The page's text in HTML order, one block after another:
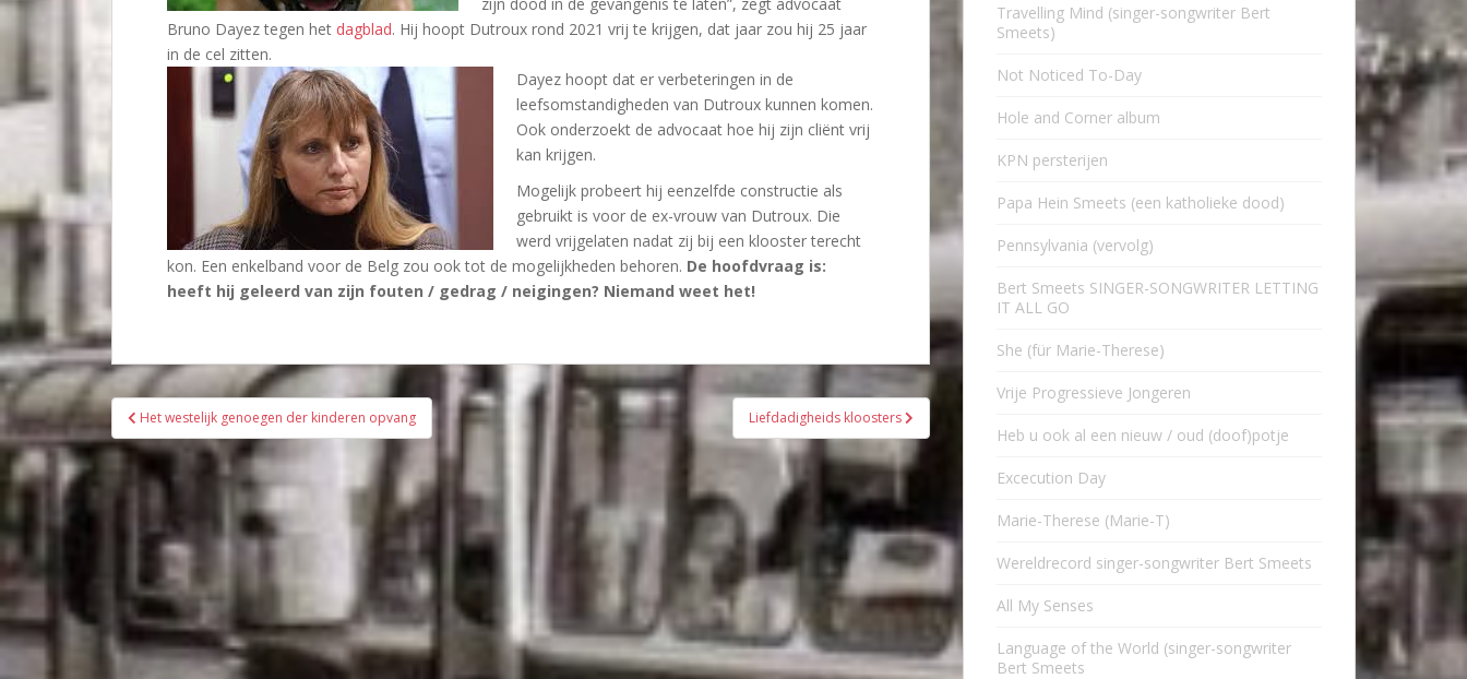
Bruno Dayez tegen het dagblad. Hij hoopt Dutroux rond 2021 vrij te krijgen, dat jaar zou hij 25 jaar
in de cel zitten.
Dayez hoopt dat er verbeteringen in de
leefsomstandigheden van Dutroux kunnen komen.
Ook onderzoekt de advocaat hoe hij zijn cliënt vrij
kan krijgen.
Mogelijk probeert hij eenzelfde constructie als
gebruikt is voor de ex-vrouw van Dutroux. Die
werd vrijgelaten nadat zij bij een klooster terecht
kon. Een enkelband voor de Belg zou ook tot de mogelijkheden behoren. De hoofdvraag is:
heeft hij geleerd van zijn fouten / gedrag / neigingen? Niemand weet het!
Bericht
navigatie
Het westelijk genoegen der kinderen opvang Liefdadigheids kloosters
Travelling Mind (singer-songwriter Bert
Smeets)
Not Noticed To-Day
Hole and Corner album
KPN persterijen
Papa Hein Smeets (een katholieke dood)
Pennsylvania (vervolg)
Bert Smeets SINGER-SONGWRITER LETTING
IT ALL GO
She (für Marie-Therese)
Vrije Progressieve Jongeren
Heb u ook al een nieuw / oud (doof)potje
Excecution Day
Marie-Therese (Marie-T)
Wereldrecord singer-songwriter Bert Smeets
All My Senses
Language of the World (singer-songwriter
Bert Smeets